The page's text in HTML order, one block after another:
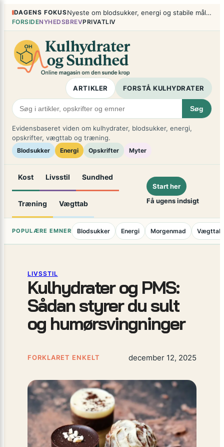
Spring
indhold
DAGENS FOKUS Nyeste om blodsukker, energi og stabile måltider
FORSIDENYHEDSBREVPRIVATLIV
ARTIKLER FORSTÅ KULHYDRATER
Søg
Evidensbaseret viden om kulhydrater, blodsukker, energi,
opskrifter, vægttab og træning.
Blodsukker Energi Opskrifter Myter
Kost Livsstil Sundhed
Træning Vægttab
Start her
Få ugens indsigt
POPULÆRE EMNER Blodsukker Energi Morgenmad Vægttab
LIVSSTIL
Kulhydrater og PMS:
Sådan styrer du sult
og humørsvingninger
FORKLARET ENKELT december 12, 2025